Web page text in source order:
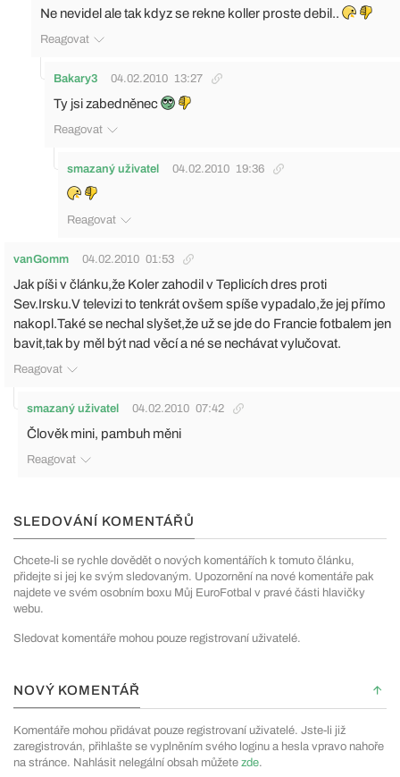
Ne nevidel ale tak kdyz se rekne koller proste debil..
Reagovat
Bakary3 04.02.2010 13:27
Ty jsi zabedněnec
Reagovat
smazaný uživatel 04.02.2010 19:36
Reagovat
vanGomm 04.02.2010 01:53
Jak píši v článku,že Koler zahodil v Teplicích dres proti
Sev.Irsku.V televizi to tenkrát ovšem spíše vypadalo,že jej přímo
nakopl.Také se nechal slyšet,že už se jde do Francie fotbalem jen
bavit,tak by měl být nad věcí a né se nechávat vylučovat.
Reagovat
smazaný uživatel 04.02.2010 07:42
Člověk mini, pambuh měni
Reagovat
SLEDOVÁNÍ KOMENTÁŘŮ
Chcete-li se rychle dovědět o nových komentářích k tomuto článku,
přidejte si jej ke svým sledovaným. Upozornění na nové komentáře pak
najdete ve svém osobním boxu Můj EuroFotbal v pravé části hlavičky
webu.
Sledovat komentáře mohou pouze registrovaní uživatelé.
NOVÝ KOMENTÁŘ
Komentáře mohou přidávat pouze registrovaní uživatelé. Jste-li již
zaregistrován, přihlašte se vyplněním svého loginu a hesla vpravo nahoře
na stránce. Nahlásit nelegální obsah můžete zde.